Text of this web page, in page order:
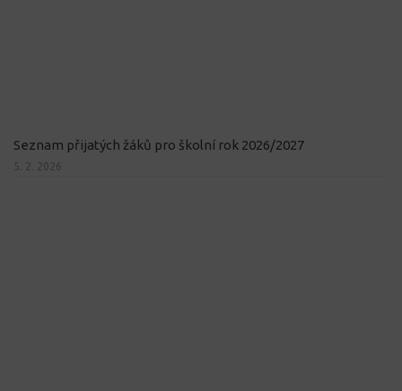
Seznam přijatých žáků pro školní rok 2026/2027
5. 2. 2026